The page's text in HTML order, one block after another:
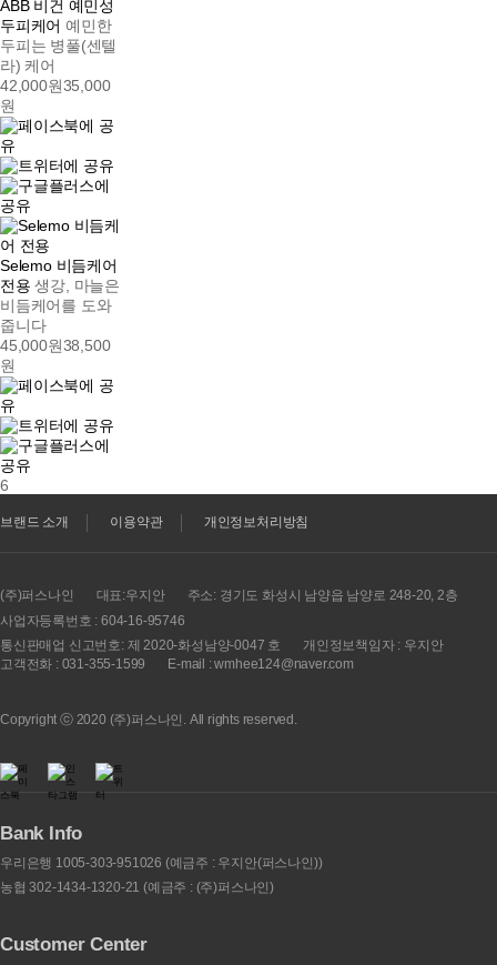
ABB 비건 예민성
두피케어 예민한
두피는 병풀(센텔
라) 케어
42,000원35,000
원
Selemo 비듬케어
전용생강, 마늘은
비듬케어를 도와
줍니다
45,000원38,500
원
6
브랜드 소개 이용약관 개인정보처리방침
(주)퍼스나인 대표:우지안
주소: 경기도 화성시 남양읍 남양로 248-20, 2층
사업자등록번호 : 604-16-95746
통신판매업 신고번호: 제 2020-화성남양-0047 호
개인정보책임자 : 우지안
고객전화 : 031-355-1599
E-mail : wmhee124@naver.com
Copyright ⓒ 2020 (주)퍼스나인. All rights reserved.
Bank Info
우리은행 1005-303-951026 (예금주 : 우지안(퍼스나인))
농협 302-1434-1320-21 (예금주 : (주)퍼스나인)
Customer Center